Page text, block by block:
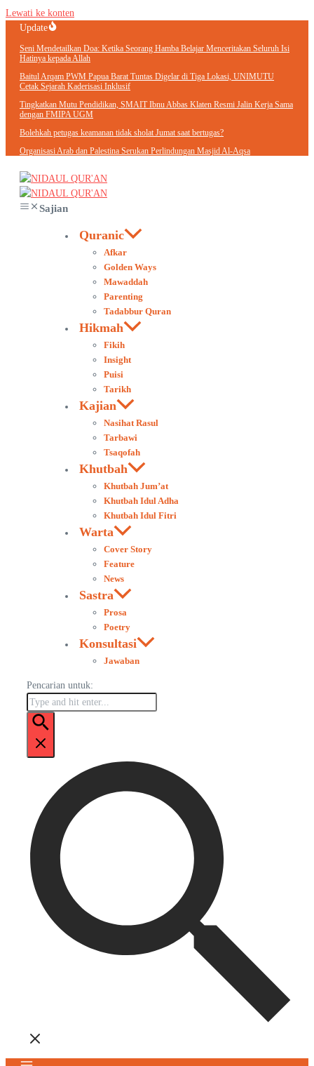
Lewati ke konten
Update
Seni Mendetailkan Doa: Ketika Seorang Hamba Belajar Menceritakan Seluruh Isi
Hatinya kepada Allah
Baitul Arqam PWM Papua Barat Tuntas Digelar di Tiga Lokasi, UNIMUTU
Cetak Sejarah Kaderisasi Inklusif
Tingkatkan Mutu Pendidikan, SMAIT Ibnu Abbas Klaten Resmi Jalin Kerja Sama
dengan FMIPA UGM
Bolehkah petugas keamanan tidak sholat Jumat saat bertugas?
Organisasi Arab dan Palestina Serukan Perlindungan Masjid Al-Aqsa
Sajian
Quranic
Afkar
Golden Ways
Mawaddah
Parenting
Tadabbur Quran
Hikmah
Fikih
Insight
Puisi
Tarikh
Kajian
Nasihat Rasul
Tarbawi
Tsaqofah
Khutbah
Khutbah Jum’at
Khutbah Idul Adha
Khutbah Idul Fitri
Warta
Cover Story
Feature
News
Sastra
Prosa
Poetry
Konsultasi
Jawaban
Pencarian untuk: